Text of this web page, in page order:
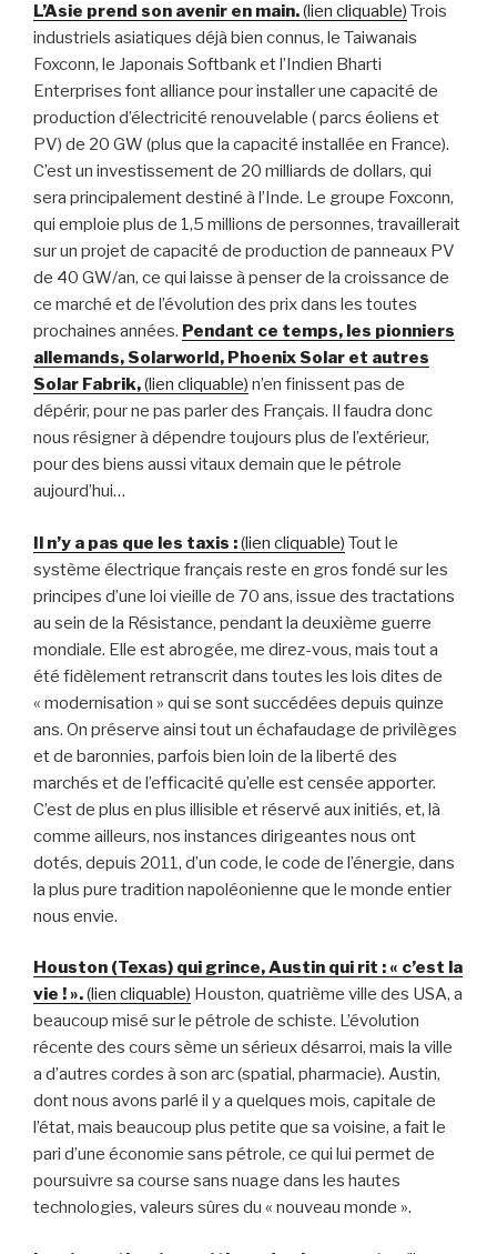
L’Asie prend son avenir en main.(lien cliquable) Trois
industriels asiatiques déjà bien connus, le Taiwanais
Foxconn, le Japonais Softbank et l’Indien Bharti
Enterprises font alliance pour installer une capacité de
production d’électricité renouvelable ( parcs éoliens et
PV) de 20 GW (plus que la capacité installée en France).
C’est un investissement de 20 milliards de dollars, qui
sera principalement destiné à l’Inde. Le groupe Foxconn,
qui emploie plus de 1,5 millions de personnes, travaillerait
sur un projet de capacité de production de panneaux PV
de 40 GW/an, ce qui laisse à penser de la croissance de
ce marché et de l’évolution des prix dans les toutes
prochaines années. Pendant ce temps, les pionniers
allemands, Solarworld, Phoenix Solar et autres
Solar Fabrik,(lien cliquable) n’en finissent pas de
dépérir, pour ne pas parler des Français. Il faudra donc
nous résigner à dépendre toujours plus de l’extérieur,
pour des biens aussi vitaux demain que le pétrole
aujourd’hui…
Il n’y a pas que les taxis :(lien cliquable) Tout le
système électrique français reste en gros fondé sur les
principes d’une loi vieille de 70 ans, issue des tractations
au sein de la Résistance, pendant la deuxième guerre
mondiale. Elle est abrogée, me direz-vous, mais tout a
été fidèlement retranscrit dans toutes les lois dites de
« modernisation » qui se sont succédées depuis quinze
ans. On préserve ainsi tout un échafaudage de privilèges
et de baronnies, parfois bien loin de la liberté des
marchés et de l’efficacité qu’elle est censée apporter.
C’est de plus en plus illisible et réservé aux initiés, et, là
comme ailleurs, nos instances dirigeantes nous ont
dotés, depuis 2011, d’un code, le code de l’énergie, dans
la plus pure tradition napoléonienne que le monde entier
nous envie.
Houston (Texas) qui grince, Austin qui rit : « c’est la
vie ! ».(lien cliquable) Houston, quatrième ville des USA, a
beaucoup misé sur le pétrole de schiste. L’évolution
récente des cours sème un sérieux désarroi, mais la ville
a d’autres cordes à son arc (spatial, pharmacie). Austin,
dont nous avons parlé il y a quelques mois, capitale de
l’état, mais beaucoup plus petite que sa voisine, a fait le
pari d’une économie sans pétrole, ce qui lui permet de
poursuivre sa course sans nuage dans les hautes
technologies, valeurs sûres du « nouveau monde ».